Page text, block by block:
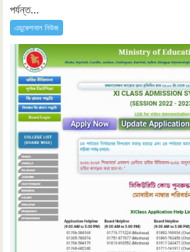
পর্যন্ত...
এডুকেশনাল নিউজ